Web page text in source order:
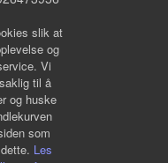
slik at
og
Vi
til å
og huske
som
Les